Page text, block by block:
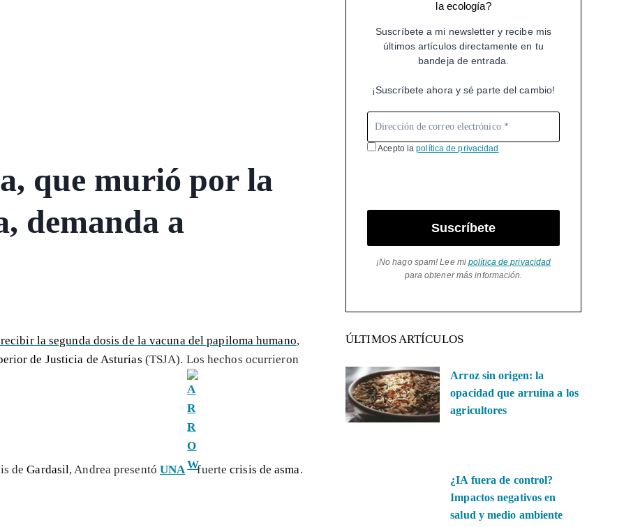
que murió por la
demanda a
la segunda dosis de la vacuna del papiloma humano,
de Justicia de Asturias (TSJA). Los hechos ocurrieron
deGardasil, Andrea presentó UNA fuertecrisis de asma.
la ecología?
Suscríbete a mi newsletter y recibe mis
últimos artículos directamente en tu
bandeja de entrada.
¡Suscríbete ahora y sé parte del cambio!
Acepto lapolítica de privacidad
Suscríbete
¡No hago spam! Lee mipolítica de privacidad
para obtener más información.
ÚLTIMOS ARTÍCULOS
Arroz sin origen: la
opacidad que arruina a los
agricultores
¿IA fuera de control?
Impactos negativos en
salud y medio ambiente